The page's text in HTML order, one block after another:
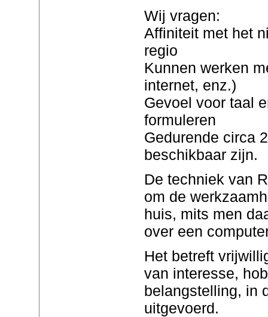
Wij vragen:
Affiniteit met het
regio
Kunnen werken
internet, enz.)
Gevoel voor taal
formuleren
Gedurende circa
beschikbaar zijn.
De techniek van
om de
huis, mits men
over een
Het betreft
van interesse,
belangstelling, in
uitgevoerd.